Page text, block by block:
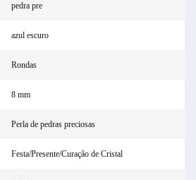
pedra pre
azul escuro
Rondas
8 mm
Perla de pedras preciosas
Festa/Presente/Curação de Cristal